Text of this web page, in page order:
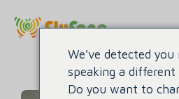
We've detected you
speaking a different
Do you want to